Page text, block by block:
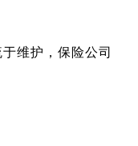
维护，保险公司